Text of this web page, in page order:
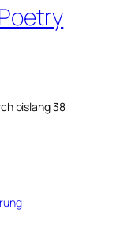
bislang 38